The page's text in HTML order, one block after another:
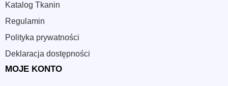
Katalog Tkanin
Regulamin
Polityka prywatności
Deklaracja dostępności
MOJE KONTO